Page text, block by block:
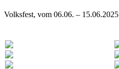
Volksfest, vom 06.06. – 15.06.2025